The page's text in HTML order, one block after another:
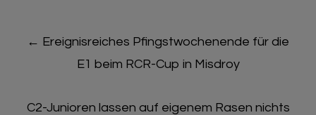
navigation
← Ereignisreiches Pfingstwochenende für die
E1 beim RCR-Cup in Misdroy
C2-Junioren lassen auf eigenem Rasen nichts